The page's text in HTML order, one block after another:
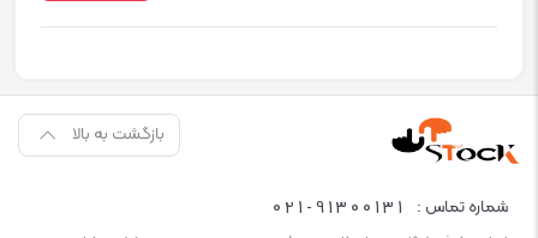
بازگشت به بالا
شماره تماس : 021-91300131